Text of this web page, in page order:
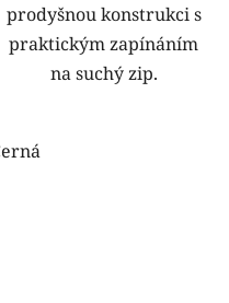
prodyšnou konstrukci s
praktickým zapínáním
na suchý zip.